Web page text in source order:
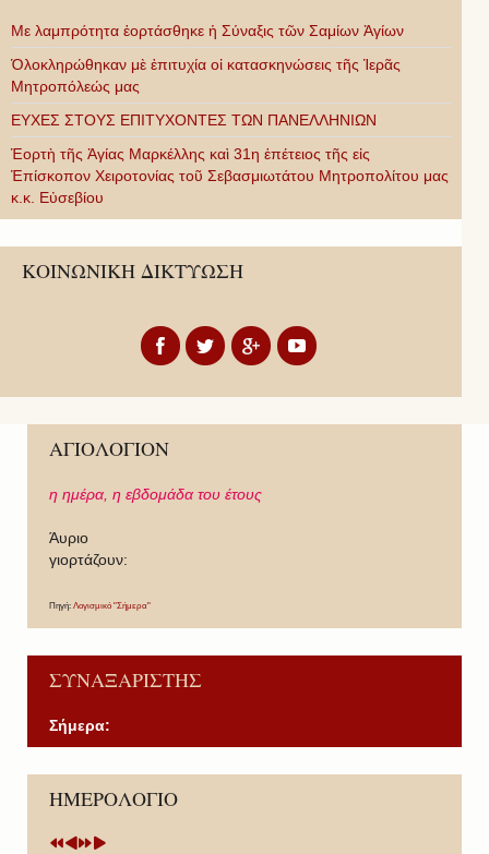
Με λαμπρότητα ἑορτάσθηκε ἡ Σύναξις τῶν Σαμίων Ἁγίων
Ὁλοκληρώθηκαν μὲ ἐπιτυχία οἱ κατασκηνώσεις τῆς Ἱερᾶς
Μητροπόλεώς μας
ΕΥΧΕΣ ΣΤΟΥΣ ΕΠΙΤΥΧΟΝΤΕΣ ΤΩΝ ΠΑΝΕΛΛΗΝΙΩΝ
Ἑορτὴ τῆς Ἁγίας Μαρκέλλης καὶ 31η ἐπέτειος τῆς εἰς
Ἐπίσκοπον Χειροτονίας τοῦ Σεβασμιωτάτου Μητροπολίτου μας
κ.κ. Εὐσεβίου
ΚΟΙΝΩΝΙΚΗ ΔΙΚΤΥΩΣΗ
ΑΓΙΟΛΟΓΙΟΝ
η ημέρα, η εβδομάδα του έτους
Άυριο
γιορτάζουν:
Πηγή: Λογισμικό "Σήμερα"
ΣΥΝΑΞΑΡΙΣΤΗΣ
Σήμερα:
ΗΜΕΡΟΛΟΓΙΟ
P
r
v
P
r
v
N
e
t
N
e
t